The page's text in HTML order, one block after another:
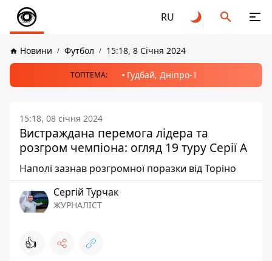
RU
Новини Футбол 15:18, 8 Січня 2024
ТОПТЕМА: Гудбай, Дніпро-1
15:18, 08 січня 2024
Вистраждана перемога лідера та
розгром чемпіона: огляд 19 туру Серії А
Наполі зазнав розгромної поразки від Торіно
Сергій Турчак
ЖУРНАЛІСТ
👍